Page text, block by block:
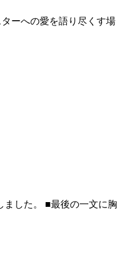
ーへの愛を語り尽くす場
ました。 ■最後の一文に胸